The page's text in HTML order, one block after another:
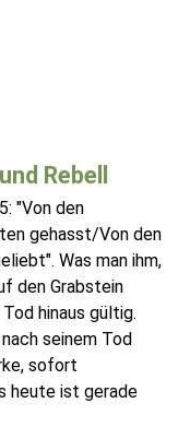
Rebell
"Von den
gehasst/Von den
Was man ihm,
den Grabstein
hinaus gültig.
seinem Tod
sofort
heute ist gerade